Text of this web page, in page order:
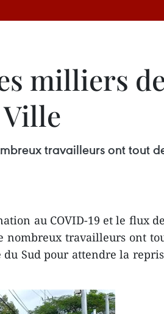
milliers
travailleurs ont tout
au COVID-19 et le flux
nombreux travailleurs ont
Sud pour attendre la